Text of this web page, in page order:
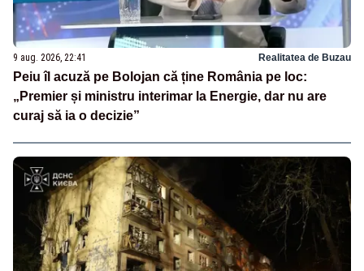
9 aug. 2026, 22:41 Realitatea de Buzau
Peiu îl acuză pe Bolojan că ține România pe loc:
„Premier și ministru interimar la Energie, dar nu are
curaj să ia o decizie”